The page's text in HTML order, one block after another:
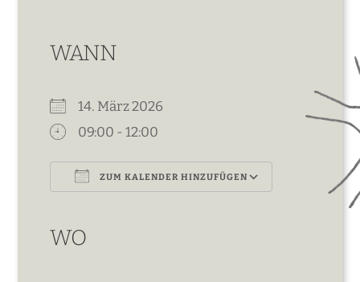
WANN
14. März 2026
09:00 - 12:00
ZUM KALENDER HINZUFÜGEN
WO